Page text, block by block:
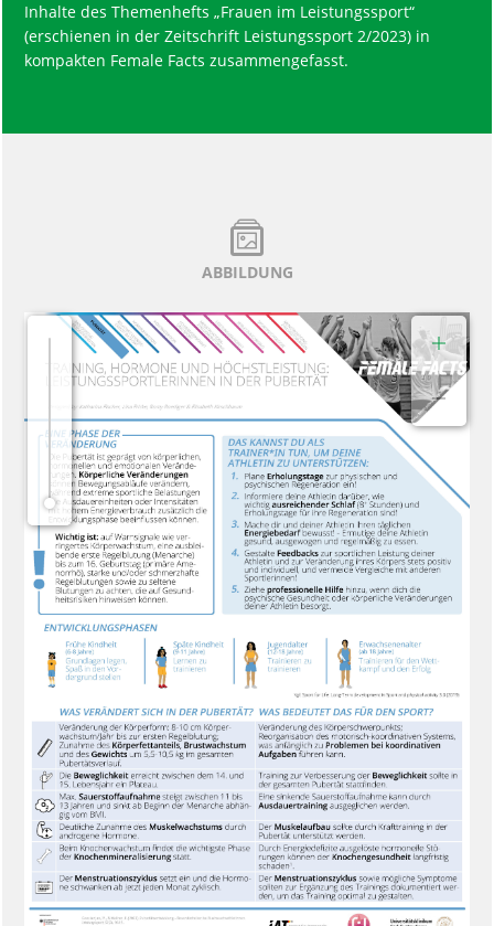
Inhalte des Themenhefts „Frauen im Leistungssport“
(erschienen in der Zeitschrift Leistungssport 2/2023) in
kompakten Female Facts zusammengefasst.
ABBILDUNG